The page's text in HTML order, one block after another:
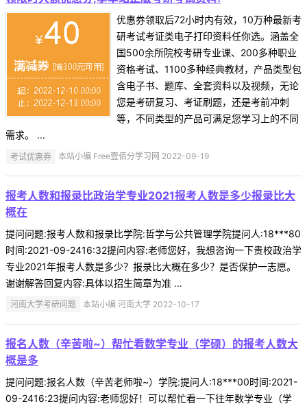
优惠券领取后72小时内有效，10万种最新考
研考试考证类电子打印资料任你选。涵盖全
国500余所院校考研专业课、200多种职业
资格考试、1100多种经典教材，产品类型包
含电子书、题库、全套资料以及视频，无论
您是考研复习、考证刷题，还是考前冲刺
等，不同类型的产品可满足您学习上的不同
需求。 ...
考试优惠券 本站小编 Free壹佰分学习网 2022-09-19
报考人数和报录比政治学专业2021报考人数是多少报录比大
概在
提问问题:报考人数和报录比学院:哲学与公共管理学院提问人:18***80
时间:2021-09-2416:32提问内容:老师您好，我想咨询一下贵校政治学
专业2021年报考人数是多少？报录比大概在多少？是否保护一志愿。
谢谢解答回复内容:具体以招生简章为准 ...
河南大学考研问题 本站小编 河南大学 2022-10-17
报名人数（辛苦啦~）帮忙看数学专业（学硕）的报考人数大
概是多
提问问题:报名人数（辛苦老师啦~）学院:提问人:18***00时间:2021-
09-2416:23提问内容:老师您好！可以帮忙看一下往年数学专业（学